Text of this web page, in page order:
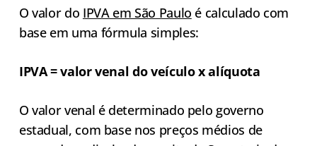
O valor do IPVA em São Paulo é calculado com
base em uma fórmula simples:
IPVA = valor venal do veículo x alíquota
O valor venal é determinado pelo governo
estadual, com base nos preços médios de